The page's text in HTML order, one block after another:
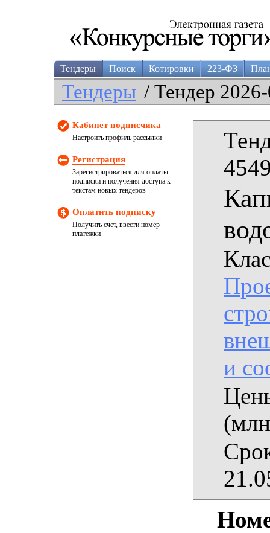
Тендеры Поиск Котировки 223-ФЗ
Тендеры / Тендер
Кабинет подписчика
Настроить профиль рассылки
Регистрация
Зарегистрироваться для оплаты
подписки и получения доступа к
текстам новых тендеров
Оплатить подписку
Получить счет, ввести номер
платежки
и